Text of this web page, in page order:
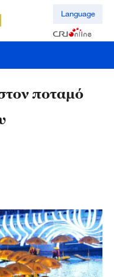
Language
ποταμό